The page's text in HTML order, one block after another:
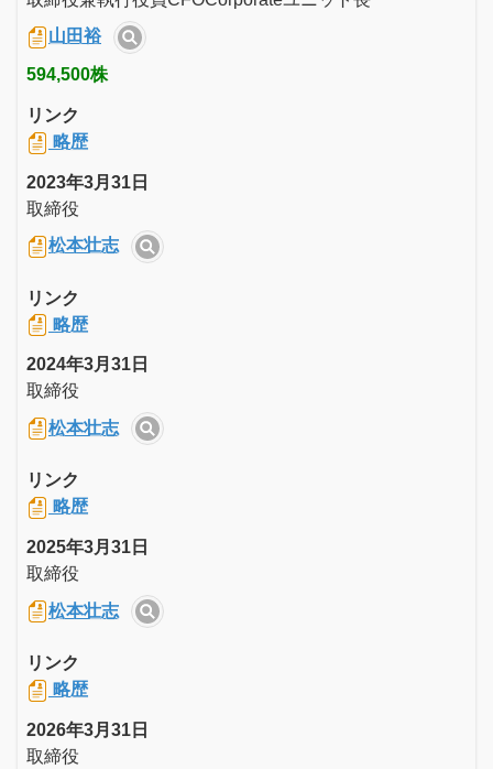
山田裕
594,500株
リンク
略歴
2023年3月31日
取締役
松本壮志
リンク
略歴
2024年3月31日
取締役
松本壮志
リンク
略歴
2025年3月31日
取締役
松本壮志
リンク
略歴
2026年3月31日
取締役